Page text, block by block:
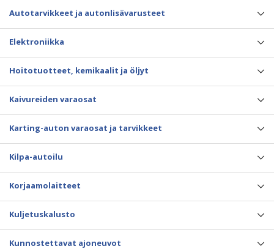
Autotarvikkeet ja autonlisävarusteet
Elektroniikka
Hoitotuotteet, kemikaalit ja öljyt
Kaivureiden varaosat
Karting-auton varaosat ja tarvikkeet
Kilpa-autoilu
Korjaamolaitteet
Kuljetuskalusto
Kunnostettavat ajoneuvot